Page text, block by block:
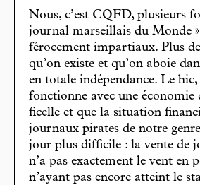
Nous, c’est CQFD, plusieurs
journal marseillais du Monde
férocement impartiaux. Plus
qu’on existe et qu’on aboie
en totale indépendance. Le hic,
fonctionne avec une économie
ficelle et que la situation
journaux pirates de notre
jour plus difficile : la vente de
n’a pas exactement le vent en
n’ayant pas encore atteint le